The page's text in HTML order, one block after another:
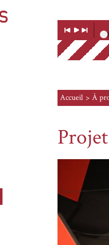
Lecteur
Musique
précédente
LectureMusique
suivante
Accueil À